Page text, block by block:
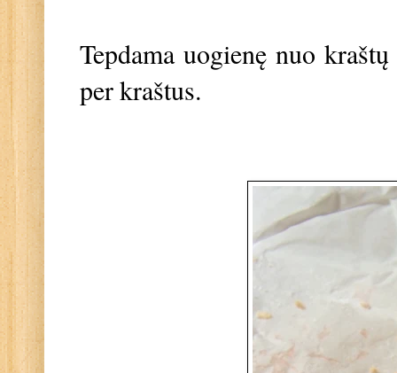
Tepdama uogienę nuo
per kraštus.